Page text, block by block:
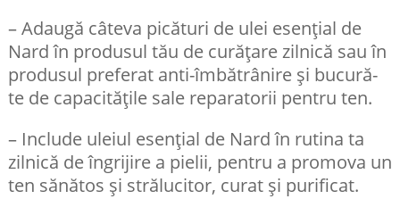
– Adaugă câteva picături de ulei esențial de
Nard în produsul tău de curățare zilnică sau în
produsul preferat anti-îmbătrânire și bucură-
te de capacitățile sale reparatorii pentru ten.
– Include uleiul esențial de Nard în rutina ta
zilnică de îngrijire a pielii, pentru a promova un
ten sănătos și strălucitor, curat și purificat.